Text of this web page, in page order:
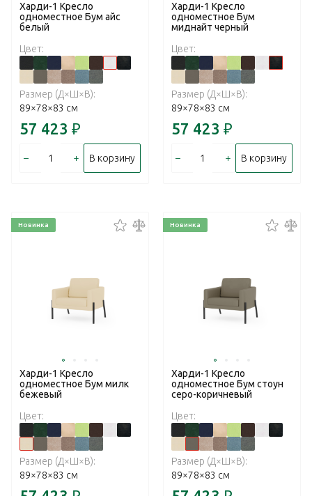
Харди-1 Кресло
одноместное Бум айс
белый
Цвет:
Размер (Д×Ш×В):
89×78×83 см
57 423 ₽
– + В корзину
Харди-1 Кресло
одноместное Бум
миднайт черный
Цвет:
Размер (Д×Ш×В):
89×78×83 см
57 423 ₽
– + В корзину
Новинка
Харди-1 Кресло
одноместное Бум милк
бежевый
Цвет:
Размер (Д×Ш×В):
89×78×83 см
Новинка
Харди-1 Кресло
одноместное Бум стоун
серо-коричневый
Цвет:
Размер (Д×Ш×В):
89×78×83 см